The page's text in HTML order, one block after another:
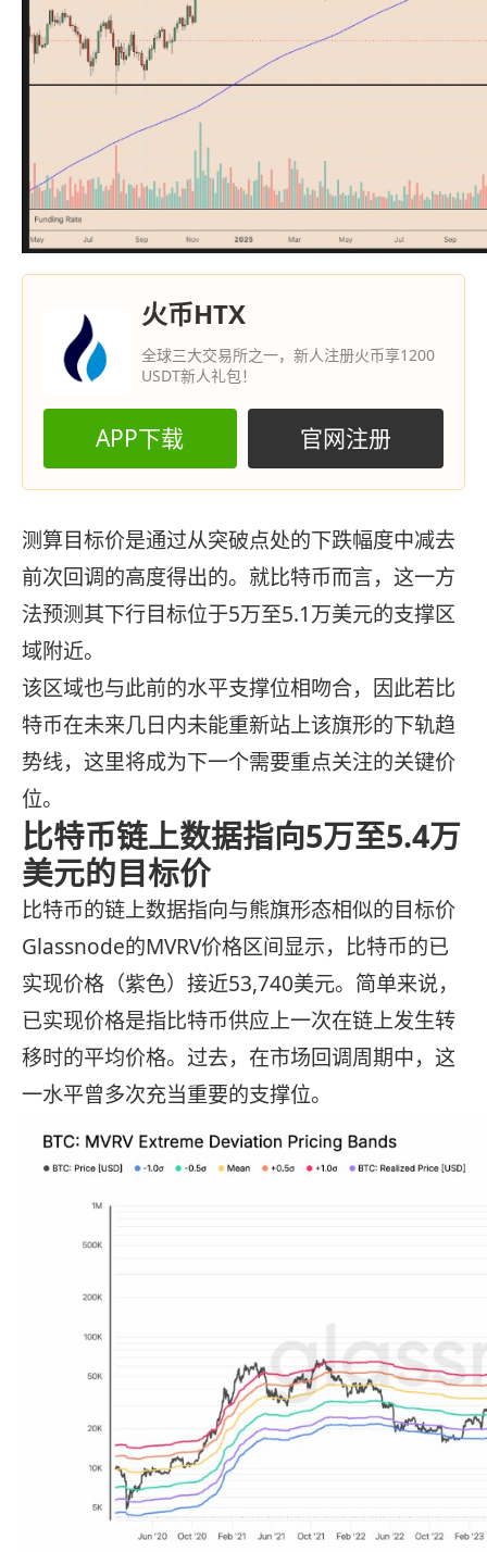
火币HTX
全球三大交易所之一，新人注册火币享1200
USDT新人礼包！
APP下载 官网注册
测算目标价是通过从突破点处的下跌幅度中减去
前次回调的高度得出的。就比特币而言，这一方
法预测其下行目标位于5万至5.1万美元的支撑区
域附近。
该区域也与此前的水平支撑位相吻合，因此若比
特币在未来几日内未能重新站上该旗形的下轨趋
势线，这里将成为下一个需要重点关注的关键价
位。
比特币链上数据指向5万至5.4万
美元的目标价
比特币的链上数据指向与熊旗形态相似的目标价
Glassnode的MVRV价格区间显示，比特币的已
实现价格（紫色）接近53,740美元。简单来说，
已实现价格是指比特币供应上一次在链上发生转
移时的平均价格。过去，在市场回调周期中，这
一水平曾多次充当重要的支撑位。